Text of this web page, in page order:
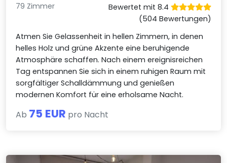
79 Zimmer
Bewertet mit 8.4
(504 Bewertungen)
Atmen Sie Gelassenheit in hellen Zimmern, in denen
helles Holz und grüne Akzente eine beruhigende
Atmosphäre schaffen. Nach einem ereignisreichen
Tag entspannen Sie sich in einem ruhigen Raum mit
sorgfältiger Schalldämmung und genießen
modernen Komfort für eine erholsame Nacht.
Ab 75 EUR pro Nacht